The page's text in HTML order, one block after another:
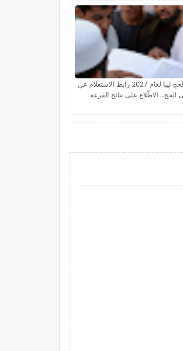
الآن نتيجة قرعة الحج ليبا لعام 2027 رابط الاستعلام عن
الحج.. الاطّلاع على نتائج القرعة